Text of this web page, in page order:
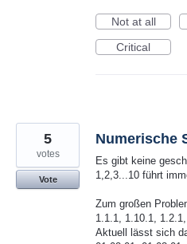
Not at all
Critical
Numerische
Es gibt keine
1,2,3...10 führt
Zum großen
1.1.1, 1.10.1,
Aktuell lässt sich
5
votes
Vote